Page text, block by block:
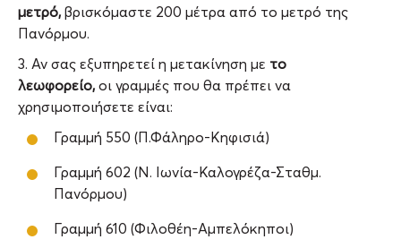
μετρό, βρισκόμαστε 200 μέτρα από το μετρό της
Πανόρμου.
3. Αν σας εξυπηρετεί η μετακίνηση με το
λεωφορείο, οι γραμμές που θα πρέπει να
χρησιμοποιήσετε είναι:
Γραμμή 550 (Π.Φάληρο-Κηφισιά)
Γραμμή 602 (Ν. Ιωνία-Καλογρέζα-Σταθμ.
Πανόρμου)
Γραμμή 610 (Φιλοθέη-Αμπελόκηποι)